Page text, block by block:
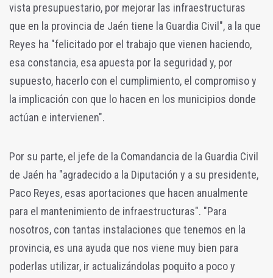
vista presupuestario, por mejorar las infraestructuras
que en la provincia de Jaén tiene la Guardia Civil", a la que
Reyes ha "felicitado por el trabajo que vienen haciendo,
esa constancia, esa apuesta por la seguridad y, por
supuesto, hacerlo con el cumplimiento, el compromiso y
la implicación con que lo hacen en los municipios donde
actúan e intervienen".
Por su parte, el jefe de la Comandancia de la Guardia Civil
de Jaén ha "agradecido a la Diputación y a su presidente,
Paco Reyes, esas aportaciones que hacen anualmente
para el mantenimiento de infraestructuras". "Para
nosotros, con tantas instalaciones que tenemos en la
provincia, es una ayuda que nos viene muy bien para
poderlas utilizar, ir actualizándolas poquito a poco y